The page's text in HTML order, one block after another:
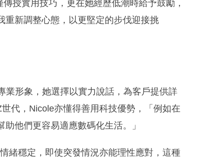
授實用技巧，更在她經歷低潮時給予鼓勵，
重新調整心態，以更堅定的步伐迎接挑
業形象，她選擇以實力說話，為客戶提供詳
代，Nicole亦懂得善用科技優勢，「例如在
他們更容易適應數碼化生活。」
穩定，即使突發情況亦能理性應對，這種